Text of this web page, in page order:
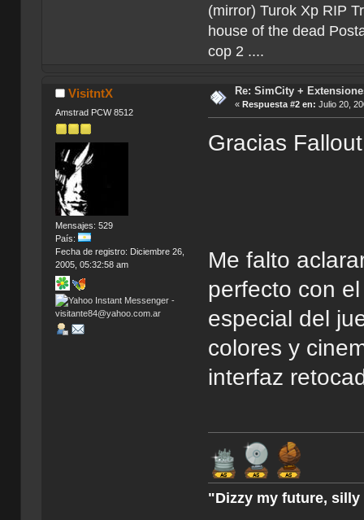
(mirror) Turok Xp RIP
house of the dead
cop 2 ....
VisitntX
Amstrad PCW 8512
Mensajes: 529
País:
Fecha de registro: Diciembre 26,
2005, 05:32:58 am
Re: SimCity +
« Respuesta #2 en: Julio 20,
Gracias
Me falto
perfecto con
especial del
colores y
interfaz
"Dizzy my future, silly